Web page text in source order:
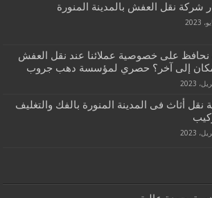
شركة نقل العفش بالمدينة المنورة
على خصوصية عملائنا عند نقل العفش
إلى آخر؟ حصري لمؤسسة دهب جروب
نقل أثاث فى المدينة المنورة بالفك والتغليف